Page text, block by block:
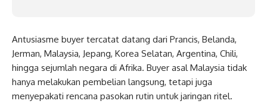
Antusiasme buyer tercatat datang dari Prancis, Belanda,
Jerman, Malaysia, Jepang, Korea Selatan, Argentina, Chili,
hingga sejumlah negara di Afrika. Buyer asal Malaysia tidak
hanya melakukan pembelian langsung, tetapi juga
menyepakati rencana pasokan rutin untuk jaringan ritel.